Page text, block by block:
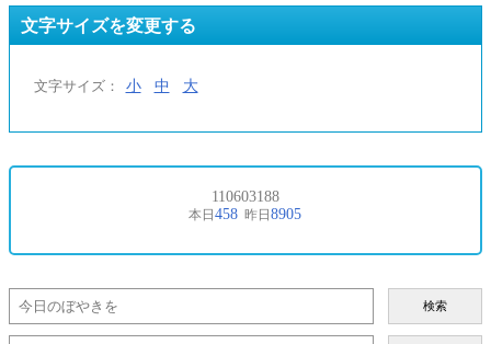
文字サイズを変更する
文字サイズ： 小 中 大
検索